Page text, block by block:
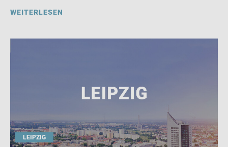
WEITERLESEN
LEIPZIG